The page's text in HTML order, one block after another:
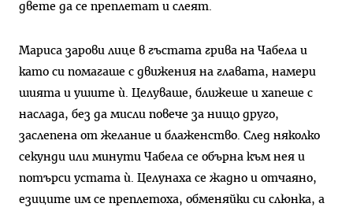
двете да се преплетат и слеят.
Мариса зарови лице в гъстата грива на Чабела и
като си помагаше с движения на главата, намери
шията и ушите ѝ. Целуваше, ближеше и хапеше с
наслада, без да мисли повече за нищо друго,
заслепена от желание и блаженство. След няколко
секунди или минути Чабела се обърна към нея и
потърси устата ѝ. Целунаха се жадно и отчаяно,
езиците им се преплетоха, обменяйки си слюнка, а